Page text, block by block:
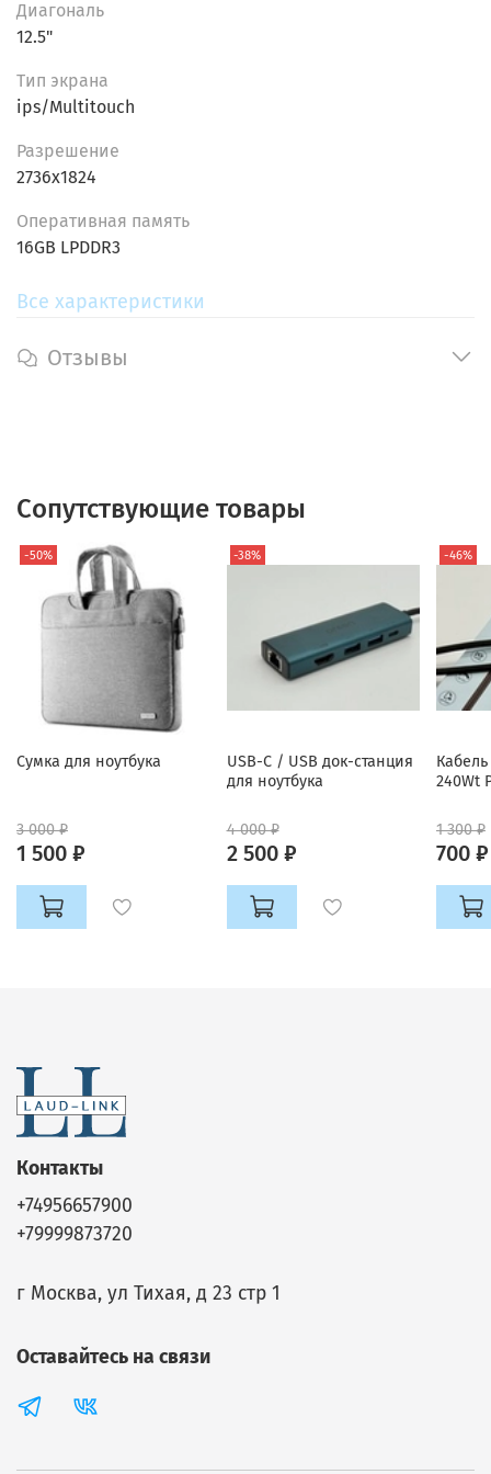
Диагональ
12.5"
Тип экрана
ips/Multitouch
Разрешение
2736x1824
Oпеpативнaя пaмять
16GB LPDDR3
Все характеристики
Отзывы
Сопутствующие товары
-50%
Cумка для ноутбука
3 000 ₽
1 500 ₽
-38%
USB-C / USB док-станция
для ноутбука
4 000 ₽
2 500 ₽
-46%
240Wt
1 300 ₽
700 ₽
Контакты
+74956657900
+79999873720
г Москва, ул Тихая, д 23 стр 1
Оставайтесь на связи